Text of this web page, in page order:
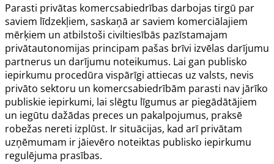
Parasti privātas komercsabiedrības darbojas tirgū par
saviem līdzekļiem, saskaņā ar saviem komerciālajiem
mērķiem un atbilstoši civiltiesībās pazīstamajam
privātautonomijas principam pašas brīvi izvēlas darījumu
partnerus un darījumu noteikumus. Lai gan publisko
iepirkumu procedūra vispārīgi attiecas uz valsts, nevis
privāto sektoru un komercsabiedrībām parasti nav jārīko
publiskie iepirkumi, lai slēgtu līgumus ar piegādātājiem
un iegūtu dažādas preces un pakalpojumus, praksē
robežas nereti izplūst. Ir situācijas, kad arī privātam
uzņēmumam ir jāievēro noteiktas publisko iepirkumu
regulējuma prasības.